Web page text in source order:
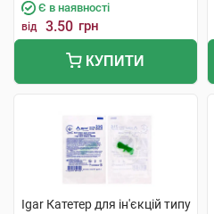
Є в наявності
від 3.50 грн
КУПИТИ
Igar Катетер для ін'єкцій типу